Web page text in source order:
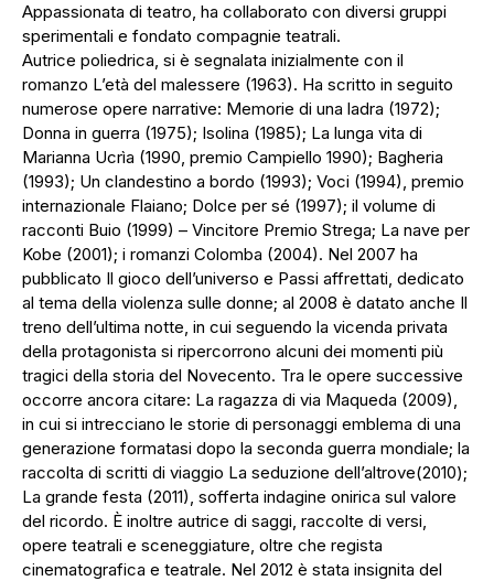
Appassionata di teatro, ha collaborato con diversi gruppi
sperimentali e fondato compagnie teatrali.
Autrice poliedrica, si è segnalata inizialmente con il
romanzo L’età del malessere (1963). Ha scritto in seguito
numerose opere narrative: Memorie di una ladra (1972);
Donna in guerra (1975); Isolina (1985); La lunga vita di
Marianna Ucrìa (1990, premio Campiello 1990); Bagheria
(1993); Un clandestino a bordo (1993); Voci (1994), premio
internazionale Flaiano; Dolce per sé (1997); il volume di
racconti Buio (1999) – Vincitore Premio Strega; La nave per
Kobe (2001); i romanzi Colomba (2004). Nel 2007 ha
pubblicato Il gioco dell’universo e Passi affrettati, dedicato
al tema della violenza sulle donne; al 2008 è datato anche Il
treno dell’ultima notte, in cui seguendo la vicenda privata
della protagonista si ripercorrono alcuni dei momenti più
tragici della storia del Novecento. Tra le opere successive
occorre ancora citare: La ragazza di via Maqueda (2009),
in cui si intrecciano le storie di personaggi emblema di una
generazione formatasi dopo la seconda guerra mondiale; la
raccolta di scritti di viaggio La seduzione dell’altrove(2010);
La grande festa (2011), sofferta indagine onirica sul valore
del ricordo. È inoltre autrice di saggi, raccolte di versi,
opere teatrali e sceneggiature, oltre che regista
cinematografica e teatrale. Nel 2012 è stata insignita del